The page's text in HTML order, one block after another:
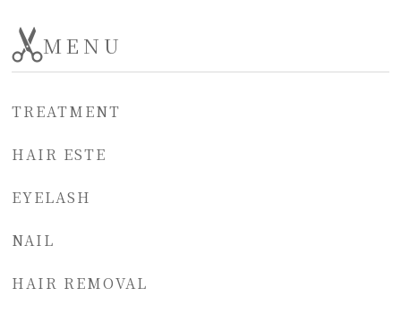
MENU
TREATMENT
HAIR ESTE
EYELASH
NAIL
HAIR REMOVAL